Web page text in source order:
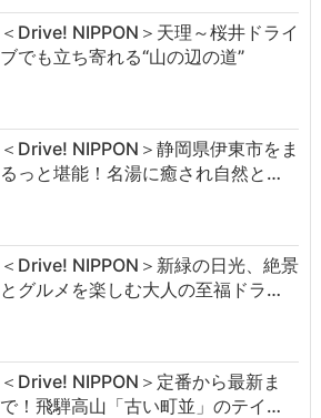
＜Drive! NIPPON＞天理～桜井ドライ
ブでも立ち寄れる“山の辺の道”
＜Drive! NIPPON＞静岡県伊東市をま
るっと堪能！名湯に癒され自然と…
＜Drive! NIPPON＞新緑の日光、絶景
とグルメを楽しむ大人の至福ドラ…
＜Drive! NIPPON＞定番から最新ま
で！飛騨高山「古い町並」のテイ…